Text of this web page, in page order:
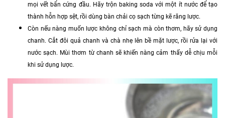
mọi vết bẩn cứng đầu. Hãy trộn baking soda với một ít nước để tạo
thành hỗn hợp sệt, rồi dùng bàn chải cọ sạch từng kẽ răng lược.
Còn nếu nàng muốn lược không chỉ sạch mà còn thơm, hãy sử dụng
chanh. Cắt đôi quả chanh và chà nhẹ lên bề mặt lược, rồi rửa lại với
nước sạch. Mùi thơm từ chanh sẽ khiến nàng cảm thấy dễ chịu mỗi
khi sử dụng lược.